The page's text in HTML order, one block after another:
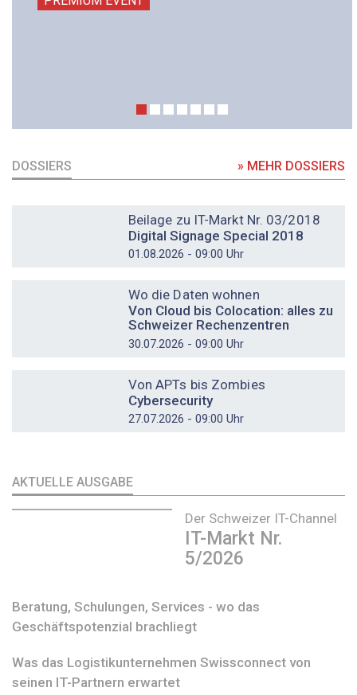
DOSSIERS » MEHR DOSSIERS
Beilage zu IT-Markt Nr. 03/2018
Digital Signage Special 2018
01.08.2026 - 09:00 Uhr
Wo die Daten wohnen
Von Cloud bis Colocation: alles zu
Schweizer Rechenzentren
30.07.2026 - 09:00 Uhr
Von APTs bis Zombies
Cybersecurity
27.07.2026 - 09:00 Uhr
AKTUELLE AUSGABE
Der Schweizer IT-Channel
IT-Markt Nr.
5/2026
Beratung, Schulungen, Services - wo das
Geschäftspotenzial brachliegt
Was das Logistikunternehmen Swissconnect von
seinen IT-Partnern erwartet